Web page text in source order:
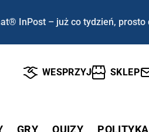
InPost – już co tydzień, prosto
WESPRZYJ SKLEP
GRY QUIZY POLITYKA